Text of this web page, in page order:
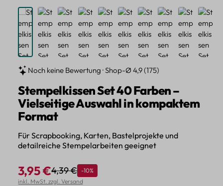
Noch keine Bewertung · Shop-Ø 4,9 (175)
Stempelkissen Set 40 Farben –
Vielseitige Auswahl in kompaktem
Format
Für Scrapbooking, Karten, Bastelprojekte und
detailreiche Stempelarbeiten geeignet
Verkaufspreis:
3,95 €Regulärer Preis:
4,39 € Rabatt
-10%
inkl. MwSt. zzgl. Versand